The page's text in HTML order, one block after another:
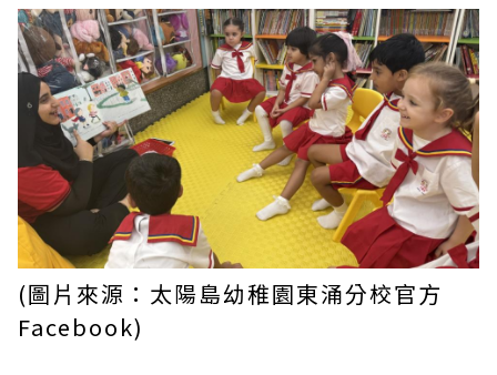
(圖片來源：太陽島幼稚園東涌分校官方
Facebook)